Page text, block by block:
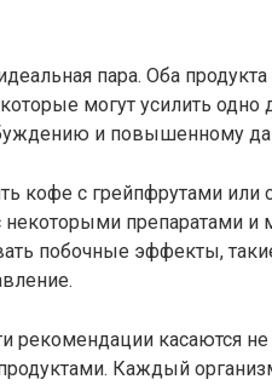
пара. Оба
могут усилить одно
и повышенному
кофе с грейпфрутами или
некоторыми препаратами и
побочные эффекты,
рекомендации касаются
Каждый